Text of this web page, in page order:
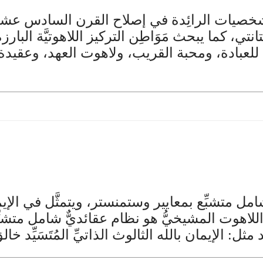
الرائِدة في إصلاح القرن السادس
كما يبحث مَوَاطِن التركيز اللاهوتيَّة
ومحبة القريب، ولاهوت العهد،
متشبِّع بمعايير وستمنستر، ويتمثَّل في
المشيخيُّ هو نظام عقائديٌّ شامل
الإيمان بالله الثالوث الذاتيِّ المُتَسَيِّد